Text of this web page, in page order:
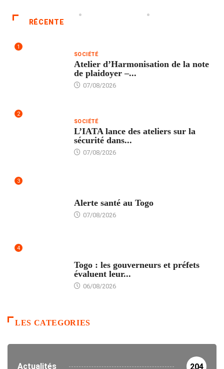
RÉCENTE
1
SOCIÉTÉ
Atelier d’Harmonisation de la note
de plaidoyer –...
07/08/2026
2
SOCIÉTÉ
L’IATA lance des ateliers sur la
sécurité dans...
07/08/2026
3
Alerte santé au Togo
07/08/2026
4
Togo : les gouverneurs et préfets
évaluent leur...
06/08/2026
LES CATEGORIES
Actualités 204